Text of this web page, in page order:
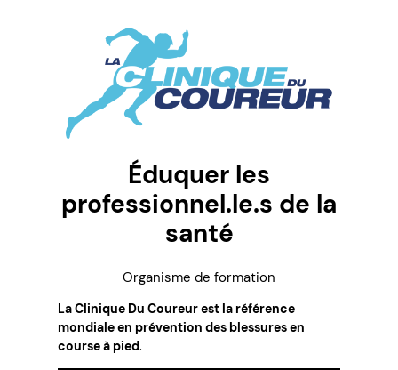
Éduquer les
professionnel.le.s de la
santé
Organisme de formation
La Clinique Du Coureur est la référence
mondiale en prévention des blessures en
course à pied.